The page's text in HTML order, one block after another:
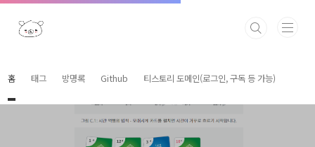
본문 바로가기
홈 태그 방명록 Github 티스토리 도메인(로그인, 구독 등 가능)